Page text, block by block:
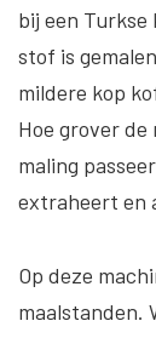
bij een
stof is
mildere kop
Hoe grover
maling
extraheert en
Op deze
maalstanden.